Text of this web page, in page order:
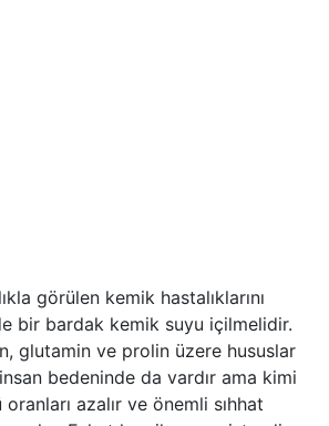
görülen kemik hastalıklarını
bir bardak kemik suyu içilmelidir.
glutamin ve prolin üzere hususlar
bedeninde da vardır ama kimi
azalır ve önemli sıhhat